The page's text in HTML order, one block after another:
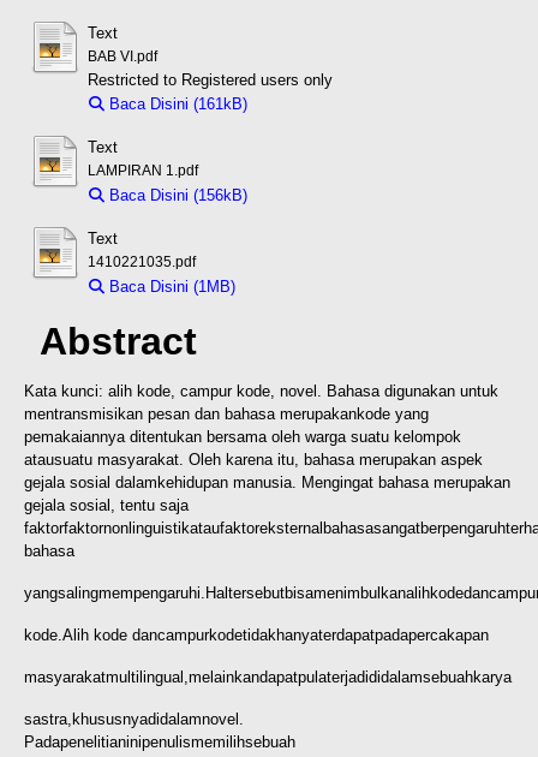
Text
BAB VI.pdf
Restricted to Registered users only
Baca Disini (161kB)
Text
LAMPIRAN 1.pdf
Baca Disini (156kB)
Text
1410221035.pdf
Baca Disini (1MB)
Abstract
Kata kunci: alih kode, campur kode, novel. Bahasa digunakan untuk
mentransmisikan pesan dan bahasa merupakankode yang
pemakaiannya ditentukan bersama oleh warga suatu kelompok
atausuatu masyarakat. Oleh karena itu, bahasa merupakan aspek
gejala sosial dalamkehidupan manusia. Mengingat bahasa merupakan
gejala sosial, tentu saja
faktorfaktornonlinguistikataufaktoreksternalbahasasangatberpengaruh
bahasa
yangsalingmempengaruhi. Haltersebutbisamenimbulkanalihkodedan
kode. Alih kode dancampurkodetidakhanyaterdapatpadapercakapan
masyarakatmultilingual, melainkandapatpulaterjadididalamsebuahkarya
sastra, khususnyadidalamnovel.
Padapenelitianinipenulismemilihsebuah